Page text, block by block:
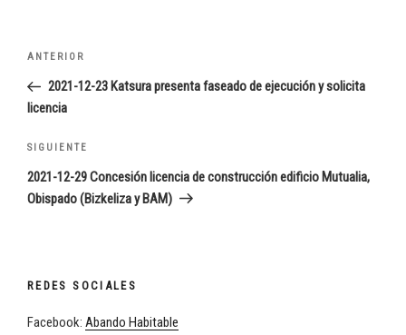
Navegación
entradas
Entrada
anterior:
ANTERIOR
2021-12-23 Katsura presenta faseado de ejecución y solicita
licencia
Siguiente
entrada
SIGUIENTE
2021-12-29 Concesión licencia de construcción edificio Mutualia,
Obispado (Bizkeliza y BAM)
REDES SOCIALES
Facebook: Abando Habitable